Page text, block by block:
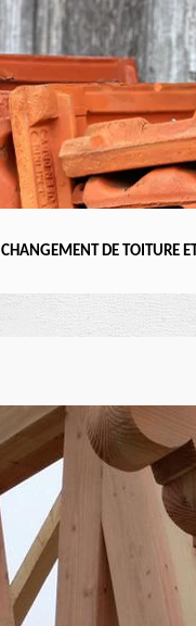
CHANGEMENT DE TOITURE